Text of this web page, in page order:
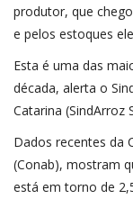
produtor, que
e pelos estoques
Esta é uma das
década, alerta o
Catarina (SindArroz
Dados recentes da
(Conab), mostram
está em torno de